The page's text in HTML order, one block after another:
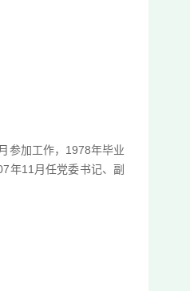
参加工作，1978年毕业
年11月任党委书记、副